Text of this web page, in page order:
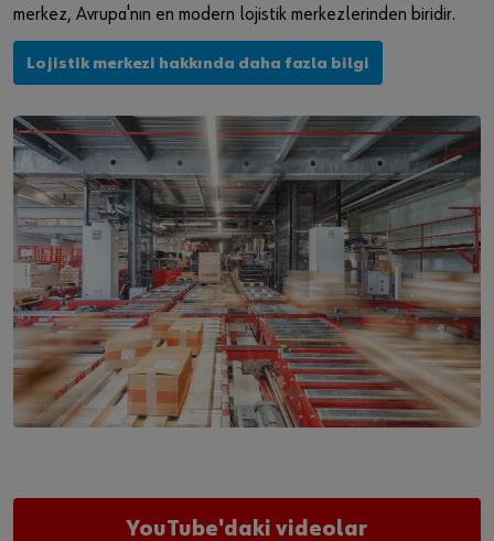
merkez, Avrupa'nın en modern lojistik merkezlerinden biridir.
Lojistik merkezi hakkında daha fazla bilgi
YouTube'daki videolar